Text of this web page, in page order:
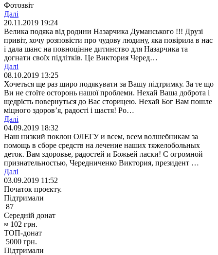
Фотозвіт
Далі
20.11.2019 19:24
Велика подяка від родини Назарчика Думанського !!! Друзі
привіт, хочу розповісти про чудову людину, яка повірила в нас
і дала шанс на повноцінне дитинство для Назарчика та
догнати своїх підлітків. Це Виктория Черед…
Далі
08.10.2019 13:25
Хочеться ще раз щиро подякувати за Вашу підтримку. За те що
Ви не стоїте осторонь нашої проблеми. Нехай Ваша доброта і
щедрість повернуться до Вас сторицею. Нехай Бог Вам пошле
міцного здоров’я, радості і щастя! Ро…
Далі
04.09.2019 18:32
Наш низкий поклон ОЛЕГУ и всем, всем волшебникам за
помощь в сборе средств на лечение наших тяжелобольных
деток. Вам здоровье, радостей и Божьей ласки! С огромной
признательностью, Чередниченко Виктория, президент …
Далі
03.09.2019 11:52
Початок проєкту.
Підтримали
87
Середній донат
≈ 102 грн.
ТОП-донат
5000 грн.
Підтримали